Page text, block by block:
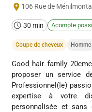
106 Rue de
30 min Acompte
Coupe de cheveux Homme
Good hair family
proposer un service
Professionnel(le)
expertise à votre
personnalisée et sans